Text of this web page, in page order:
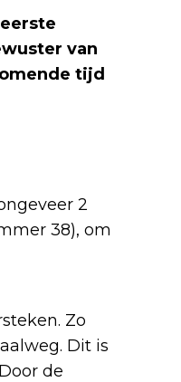
van
tijd
2
38), om
Zo
Dit is
de